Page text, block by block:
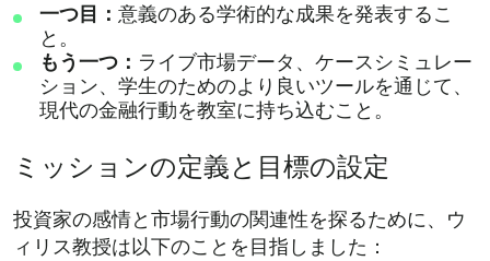
一つ目： 意義のある学術的な成果を発表するこ
と。
もう一つ： ライブ市場データ、ケースシミュレー
ション、学生のためのより良いツールを通じて、
現代の金融行動を教室に持ち込むこと。
ミッションの定義と目標の設定
投資家の感情と市場行動の関連性を探るために、ウ
ィリス教授は以下のことを目指しました：